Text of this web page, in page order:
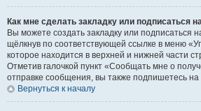
Как мне сделать закладку или подписаться
Вы можете создать закладку или подписаться
щёлкнув по соответствующей ссылке в меню
которое находится в верхней и нижней части
Отметив галочкой пункт «Сообщать мне о
отправке сообщения, вы также подпишетесь
Вернуться к началу